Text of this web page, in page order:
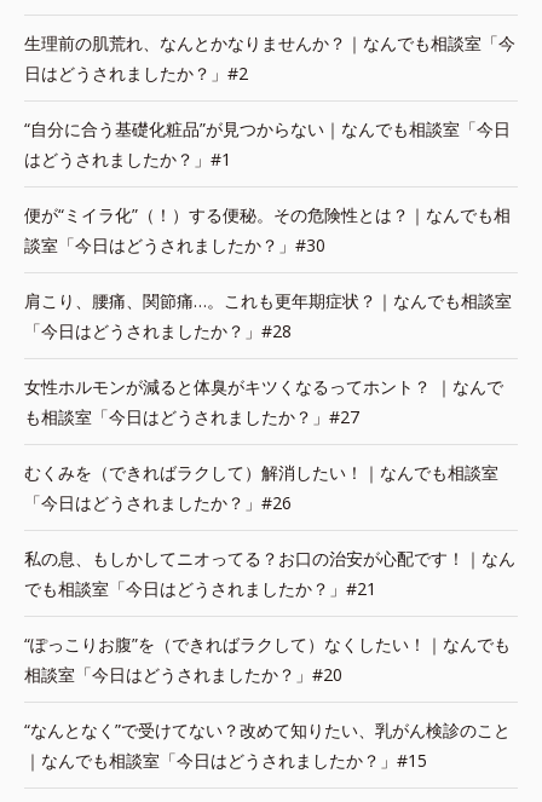
生理前の肌荒れ、なんとかなりませんか？｜なんでも相談室「今
日はどうされましたか？」#2
“自分に合う基礎化粧品”が見つからない｜なんでも相談室「今日
はどうされましたか？」#1
便が“ミイラ化”（！）する便秘。その危険性とは？｜なんでも相
談室「今日はどうされましたか？」#30
肩こり、腰痛、関節痛…。これも更年期症状？｜なんでも相談室
「今日はどうされましたか？」#28
女性ホルモンが減ると体臭がキツくなるってホント？ ｜なんで
も相談室「今日はどうされましたか？」#27
むくみを（できればラクして）解消したい！｜なんでも相談室
「今日はどうされましたか？」#26
私の息、もしかしてニオってる？お口の治安が心配です！｜なん
でも相談室「今日はどうされましたか？」#21
“ぽっこりお腹”を（できればラクして）なくしたい！｜なんでも
相談室「今日はどうされましたか？」#20
“なんとなく”で受けてない？改めて知りたい、乳がん検診のこと
｜なんでも相談室「今日はどうされましたか？」#15